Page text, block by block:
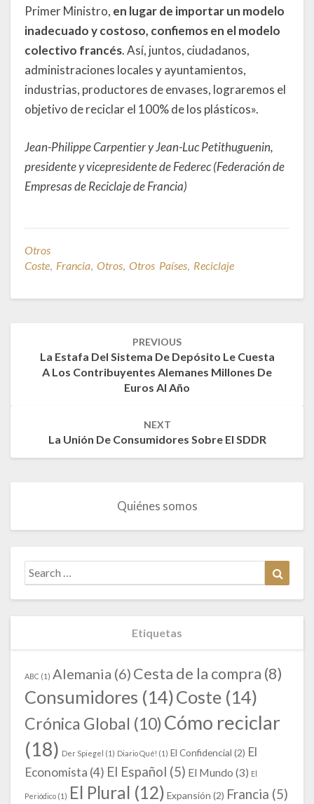
Primer Ministro, en lugar de importar un modelo
inadecuado y costoso, confiemos en el modelo
colectivo francés. Así, juntos, ciudadanos,
administraciones locales y ayuntamientos,
industrias, productores de envases, lograremos el
objetivo de reciclar el 100% de los plásticos».
Jean-Philippe Carpentier y Jean-Luc Petithuguenin,
presidente y vicepresidente de Federec (Federación de
Empresas de Reciclaje de Francia)
Otros
Coste, Francia, Otros, Otros Países, Reciclaje
PREVIOUS
La Estafa Del Sistema De Depósito Le Cuesta
A Los Contribuyentes Alemanes Millones De
Euros Al Año
NEXT
La Unión De Consumidores Sobre El SDDR
Quiénes somos
Search
for:
Etiquetas
ABC (1) Alemania (6) Cesta de la compra (8)
Consumidores (14)Coste (14)
Crónica Global (10) Cómo reciclar
(18) Der Spiegel (1) Diario Qué! (1) El Confidencial (2) El
Economista (4) El Español (5) El Mundo (3) El
Periódico (1) El Plural (12) Expansión (2) Francia (5)